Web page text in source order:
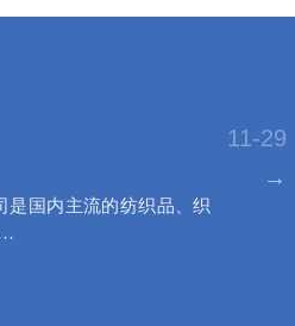
是国内主流的纺织品、织
11-29
→